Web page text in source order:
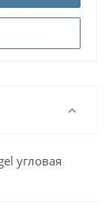
угловая